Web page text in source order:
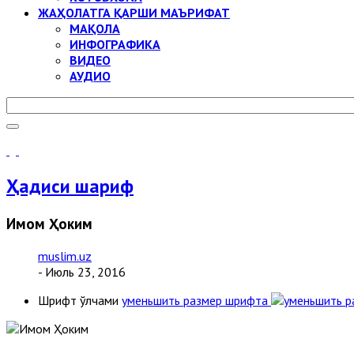
ЖАҲОЛАТГА ҚАРШИ МАЪРИФАТ
МАҚОЛА
ИНФОГРАФИКА
ВИДЕО
АУДИО
Ҳадиси шариф
Имом Ҳоким
muslim.uz
- Июль 23, 2016
Шрифт ўлчами уменьшить размер шрифта